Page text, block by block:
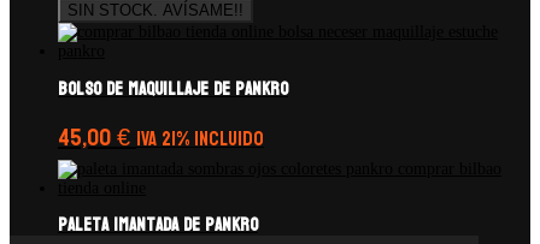
SIN STOCK. AVÍSAME!!
Bolso de Maquillaje de Pankro
45,00€ IVA 21% Incluido
Paleta imantada de Pankro